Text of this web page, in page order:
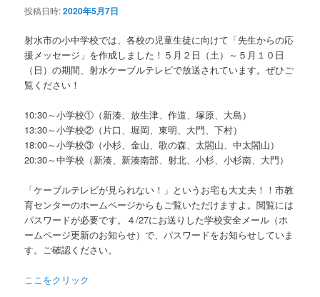
投稿日時:2020年5月7日
射水市の小中学校では、各校の児童生徒に向けて「先生からの応
援メッセージ」を作成しました！５月２日（土）～５月１０日
（日）の期間、射水ケーブルテレビで放送されています。ぜひご
覧ください！
10:30～小学校①（新湊、放生津、作道、塚原、大島）
13:30～小学校②（片口、堀岡、東明、大門、下村）
18:00～小学校③（小杉、金山、歌の森、太閤山、中太閤山）
20:30～中学校（新湊、新湊南部、射北、小杉、小杉南、大門）
「ケーブルテレビが見られない！」というお宅も大丈夫！！市教
育センターのホームページからもご覧いただけますよ。閲覧には
パスワードが必要です。４/27にお送りした学校安全メール（ホ
ームページ更新のお知らせ）で、パスワードをお知らせしていま
す。ご確認ください。
ここをクリック